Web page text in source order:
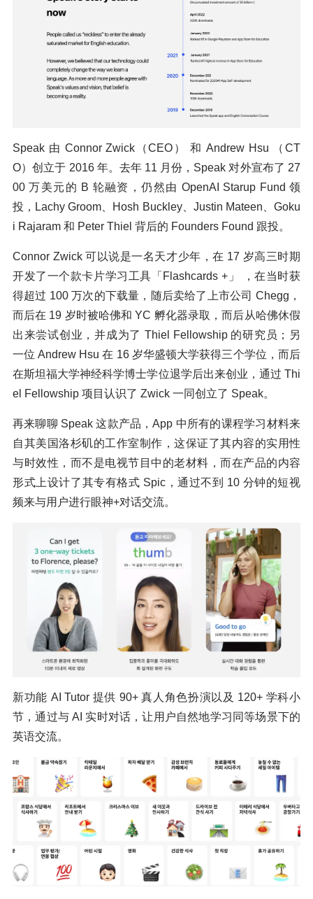
Speak 由 Connor Zwick（CEO） 和 Andrew Hsu （CT
O）创立于 2016 年。去年 11 月份，Speak 对外宣布了 27
00 万美元的 B 轮融资，仍然由 OpenAI Starup Fund 领
投，Lachy Groom、Hosh Buckley、Justin Mateen、Goku
i Rajaram 和 Peter Thiel 背后的 Founders Found 跟投。
Connor Zwick 可以说是一名天才少年，在 17 岁高三时期
开发了一个款卡片学习工具「Flashcards +」 ，在当时获
得超过 100 万次的下载量，随后卖给了上市公司 Chegg，
而后在 19 岁时被哈佛和 YC 孵化器录取，而后从哈佛休假
出来尝试创业，并成为了 Thiel Fellowship 的研究员；另
一位 Andrew Hsu 在 16 岁华盛顿大学获得三个学位，而后
在斯坦福大学神经科学博士学位退学后出来创业，通过 Thi
el Fellowship 项目认识了 Zwick 一同创立了 Speak。
再来聊聊 Speak 这款产品，App 中所有的课程学习材料来
自其美国洛杉矶的工作室制作，这保证了其内容的实用性
与时效性，而不是电视节目中的老材料，而在产品的内容
形式上设计了其专有格式 Spic，通过不到 10 分钟的短视
频来与用户进行眼神+对话交流。
新功能 AI Tutor 提供 90+ 真人角色扮演以及 120+ 学科小
节，通过与 AI 实时对话，让用户自然地学习同等场景下的
英语交流。